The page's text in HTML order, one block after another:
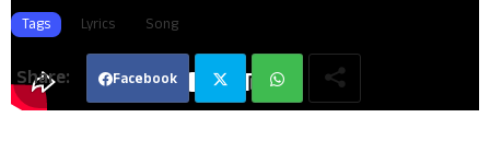
Tags Lyrics Song
Facebook